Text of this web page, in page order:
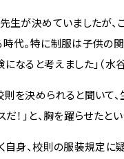
生が決めていましたが、
代。特に制服は子供の
なると考えました」（水
を決められると聞いて
だ！」と、胸を躍らせたとい
自身、校則の服装規定に